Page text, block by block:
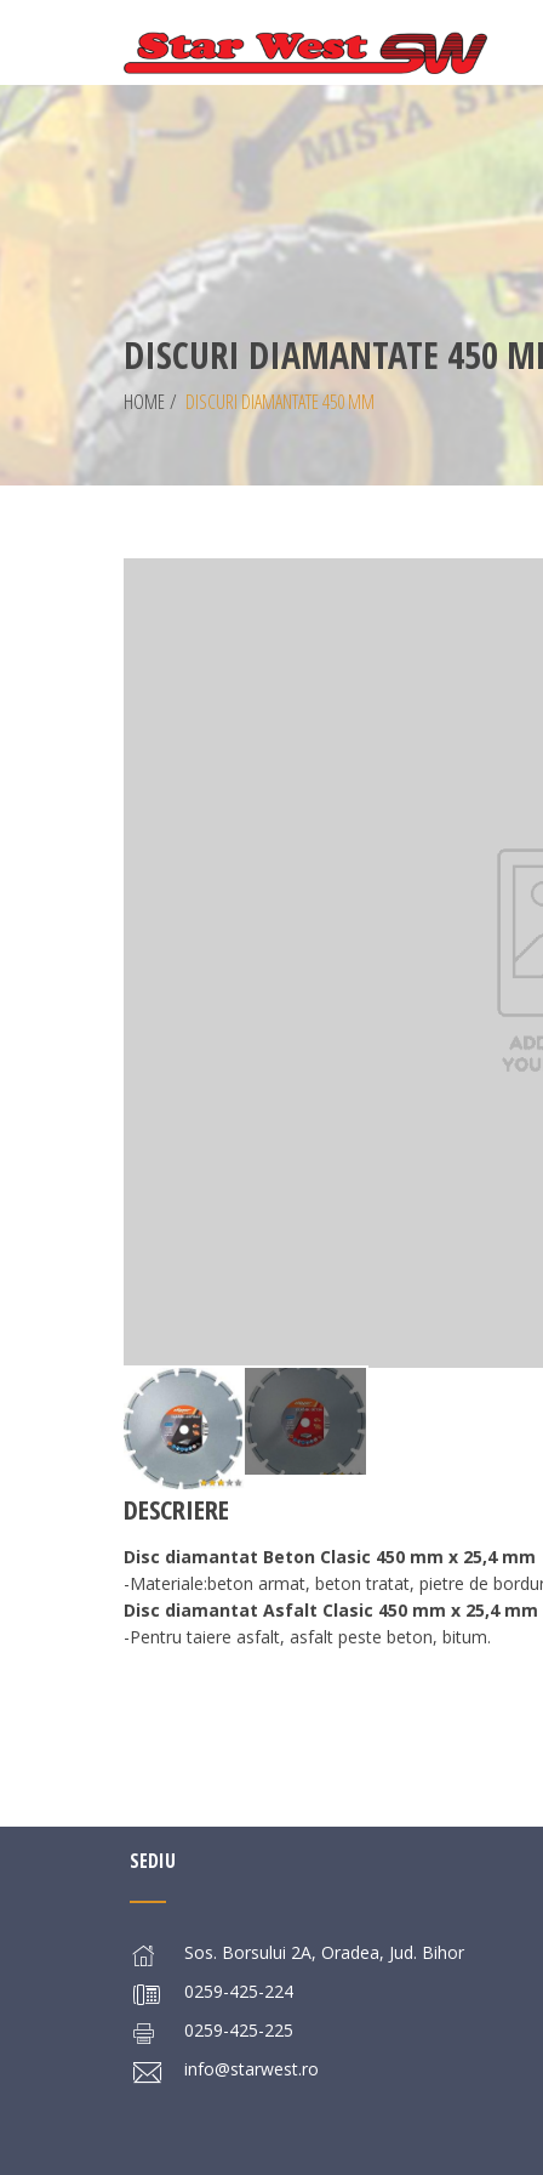
DISCURI DIAMANTATE 450
HOME/ DISCURI DIAMANTATE 450 MM
DESCRIERE
Disc diamantat Beton Clasic 450 mm x 25,4 mm
-Materiale:beton armat, beton tratat, pietre de
Disc diamantat Asfalt Clasic 450 mm x 25,4 mm
-Pentru taiere asfalt, asfalt peste beton, bitum.
SEDIU
Sos. Borsului 2A, Oradea, Jud. Bihor
0259-425-224
0259-425-225
info@starwest.ro